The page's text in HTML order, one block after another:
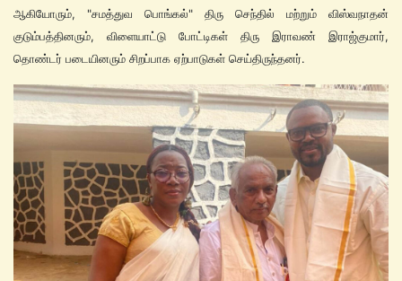
ஆகியோரும், "சமத்துவ பொங்கல்" திரு செந்தில் மற்றும் விஸ்வநாதன்
குடும்பத்தினரும், விளையாட்டு போட்டிகள் திரு இராவண் இராஜ்குமார்,
தொண்டர் படையினரும் சிறப்பாக ஏற்பாடுகள் செய்திருந்தனர்.